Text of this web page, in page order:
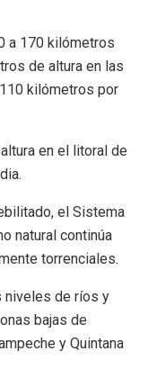
a 170 kilómetros
de altura en las
kilómetros por
en el litoral de
el Sistema
natural continúa
torrenciales.
niveles de ríos y
bajas de
y Quintana